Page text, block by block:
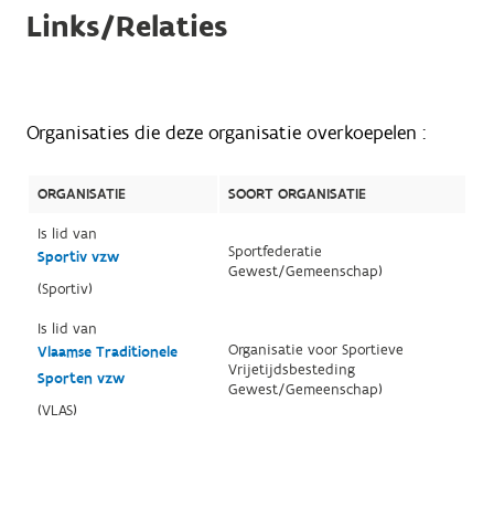
Links/Relaties
Organisaties die deze organisatie overkoepelen :
ORGANISATIE
SOORT ORGANISATIE
Is lid van
Sportiv vzw
(Sportiv)
Sportfederatie
Gewest/Gemeenschap)
Is lid van
Vlaamse Traditionele
Sporten vzw
(VLAS)
Organisatie voor Sportieve
Vrijetijdsbesteding
Gewest/Gemeenschap)